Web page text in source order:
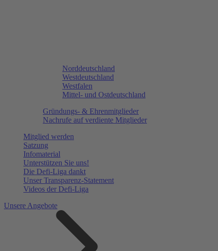
Norddeutschland
Westdeutschland
Westfalen
Mittel- und Ostdeutschland
Gründungs- & Ehrenmitglieder
Nachrufe auf verdiente Mitglieder
Mitglied werden
Satzung
Infomaterial
Unterstützen Sie uns!
Die Defi-Liga dankt
Unser Transparenz-Statement
Videos der Defi-Liga
Unsere Angebote